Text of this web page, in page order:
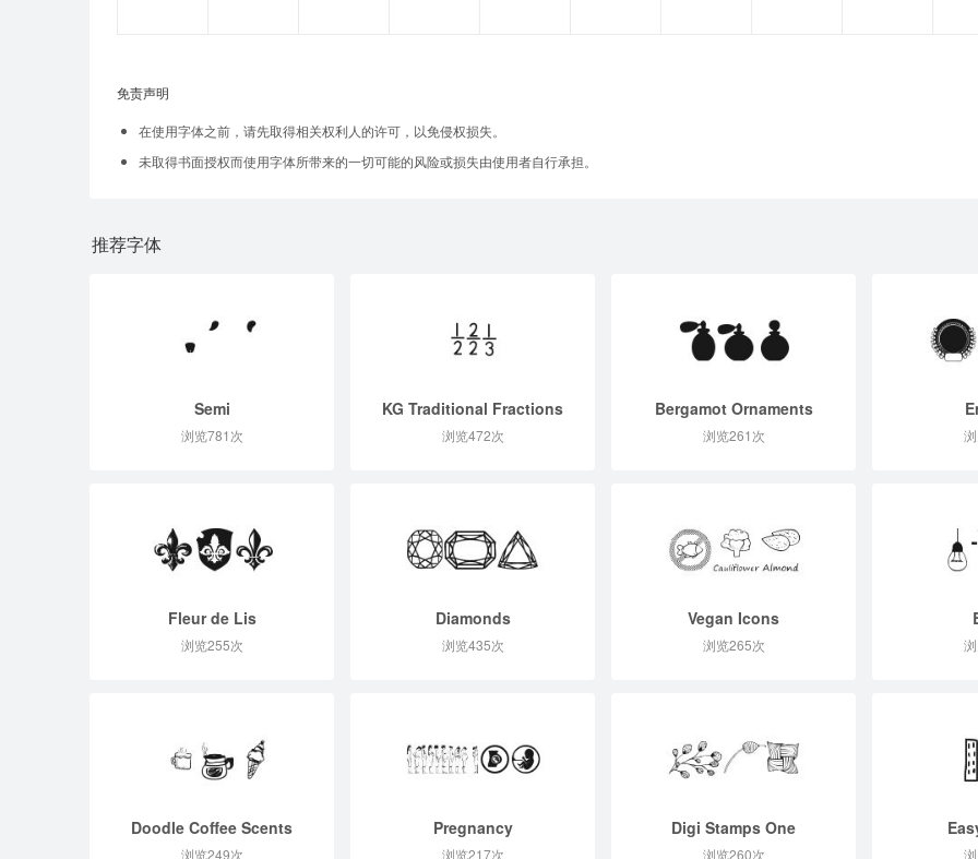
免责声明
在使用字体之前，请先取得相关权利人的许可，以免侵权损失。
未取得书面授权而使用字体所带来的一切可能的风险或损失由使用者自行承担。
推荐字体
Semi
浏览781次
KG Traditional Fractions
浏览472次
Bergamot Ornaments
浏览261次
Fleur de Lis
浏览255次
Diamonds
浏览435次
Vegan Icons
浏览265次
Doodle Coffee Scents
浏览249次
Pregnancy
浏览217次
Digi Stamps One
浏览260次